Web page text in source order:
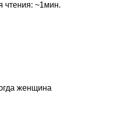
чтения: ~1мин.
женщина